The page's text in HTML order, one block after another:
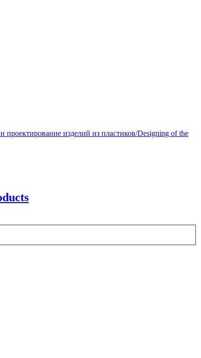
проектирование изделий из пластиков/Designing of the